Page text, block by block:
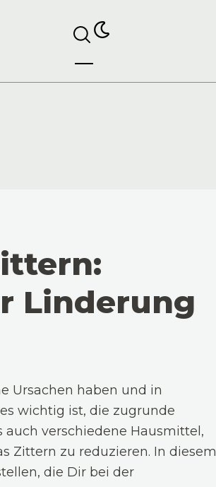
Linderung
Ursachen haben und in
wichtig ist, die zugrunde
verschiedene Hausmittel,
Zittern zu reduzieren. In diesem
die Dir bei der